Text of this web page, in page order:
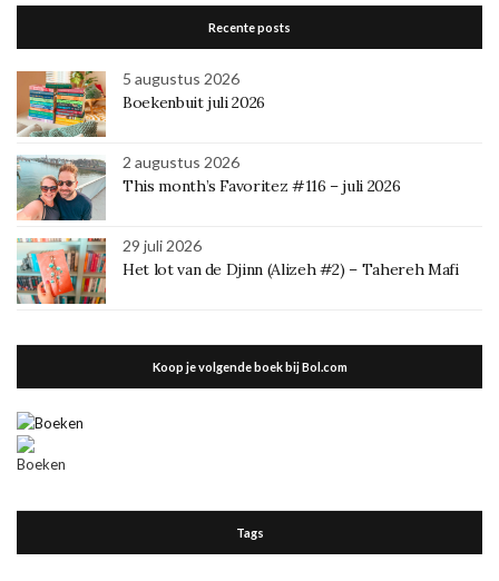
Recente posts
5 augustus 2026
Boekenbuit juli 2026
2 augustus 2026
This month’s Favoritez #116 – juli 2026
29 juli 2026
Het lot van de Djinn (Alizeh #2) – Tahereh Mafi
Koop je volgende boek bij Bol.com
Tags